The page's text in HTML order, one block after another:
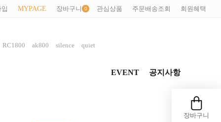
MYPAGE 장바구니 관심상품 주문배송조회 회원혜택
RC1800 ak800 silence quiet
EVENT 공지사항
장바구니